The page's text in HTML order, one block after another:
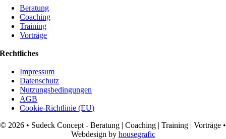
Beratung
Coaching
Training
Vorträge
Rechtliches
Impressum
Datenschutz
Nutzungsbedingungen
AGB
Cookie-Richtlinie (EU)
© 2026 • Sudeck Concept - Beratung | Coaching | Training | Vorträge •
Webdesign by housegrafic